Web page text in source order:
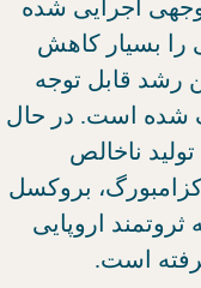
اجرایی شده
را بسیار کاهش
رشد قابل توجه
شده است. در حال
ناخالص
لوکزامبورگ، بروکسل
اروپایی